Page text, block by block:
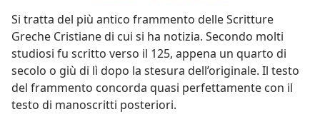
Si tratta del più antico frammento delle Scritture
Greche Cristiane di cui si ha notizia. Secondo molti
studiosi fu scritto verso il 125, appena un quarto di
secolo o giù di lì dopo la stesura dell’originale. Il testo
del frammento concorda quasi perfettamente con il
testo di manoscritti posteriori.